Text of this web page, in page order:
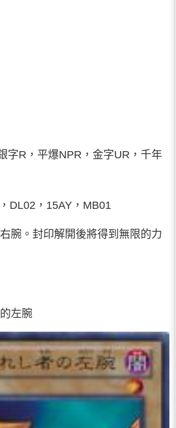
字R，平爆NPR，金字UR，千年
DL02，15AY，MB01
腕。封印解開後將得到無限的力
左腕